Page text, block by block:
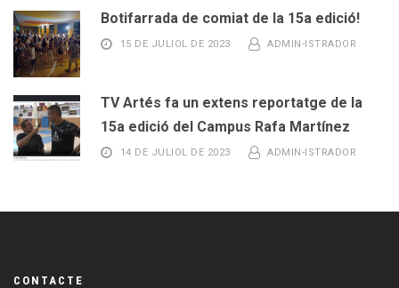
Botifarrada de comiat de la 15a edició!
15 DE JULIOL DE 2023 ADMIN-ISTRADOR
TV Artés fa un extens reportatge de la
15a edició del Campus Rafa Martínez
14 DE JULIOL DE 2023 ADMIN-ISTRADOR
CONTACTE